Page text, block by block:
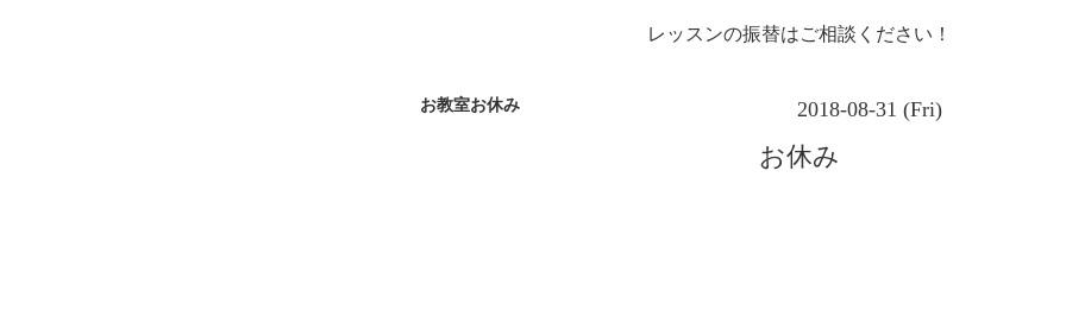
レッスンの振替はご相談ください！
お教室お休み 2018-08-31 (Fri)
お休み